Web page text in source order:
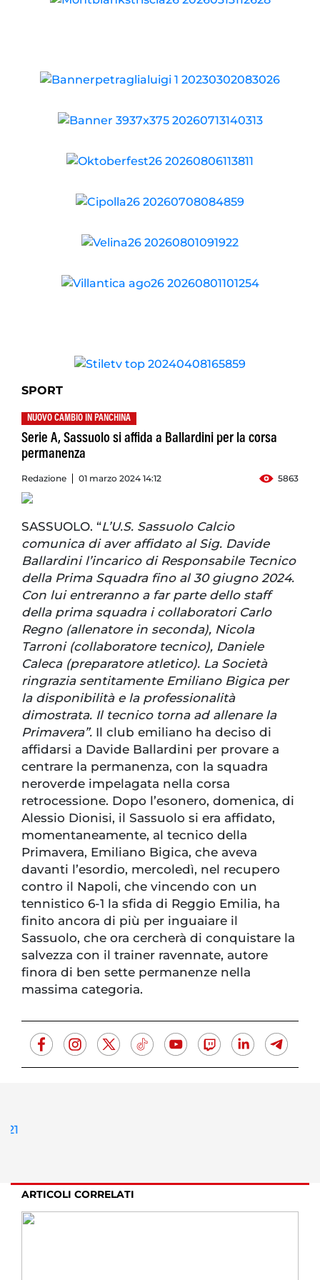
SPORT
NUOVO CAMBIO IN PANCHINA
Serie A, Sassuolo si affida a Ballardini per la corsa
permanenza
Redazione 01 marzo 2024 14:12 5863
SASSUOLO. “L’U.S. Sassuolo Calcio
comunica di aver affidato al Sig. Davide
Ballardini l’incarico di Responsabile Tecnico
della Prima Squadra fino al 30 giugno 2024.
Con lui entreranno a far parte dello staff
della prima squadra i collaboratori Carlo
Regno (allenatore in seconda), Nicola
Tarroni (collaboratore tecnico), Daniele
Caleca (preparatore atletico). La Società
ringrazia sentitamente Emiliano Bigica per
la disponibilità e la professionalità
dimostrata. Il tecnico torna ad allenare la
Primavera”. Il club emiliano ha deciso di
affidarsi a Davide Ballardini per provare a
centrare la permanenza, con la squadra
neroverde impelagata nella corsa
retrocessione. Dopo l’esonero, domenica, di
Alessio Dionisi, il Sassuolo si era affidato,
momentaneamente, al tecnico della
Primavera, Emiliano Bigica, che aveva
davanti l’esordio, mercoledì, nel recupero
contro il Napoli, che vincendo con un
tennistico 6-1 la sfida di Reggio Emilia, ha
finito ancora di più per inguaiare il
Sassuolo, che ora cercherà di conquistare la
salvezza con il trainer ravennate, autore
finora di ben sette permanenze nella
massima categoria.
ARTICOLI CORRELATI